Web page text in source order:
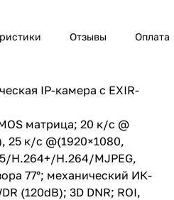
Отзывы Оплата
IP-камера с EXIR-
матрица; 20 к/с @
25 к/с @(1920×1080,
H.264+/H.264/MJPEG,
77°; механический ИК-
(120dB); 3D DNR; ROI,